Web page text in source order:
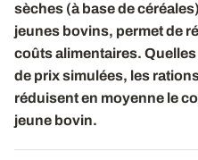
sèches (à base de
jeunes bovins, permet de
coûts alimentaires.
de prix simulées, les
réduisent en moyenne le
jeune bovin.